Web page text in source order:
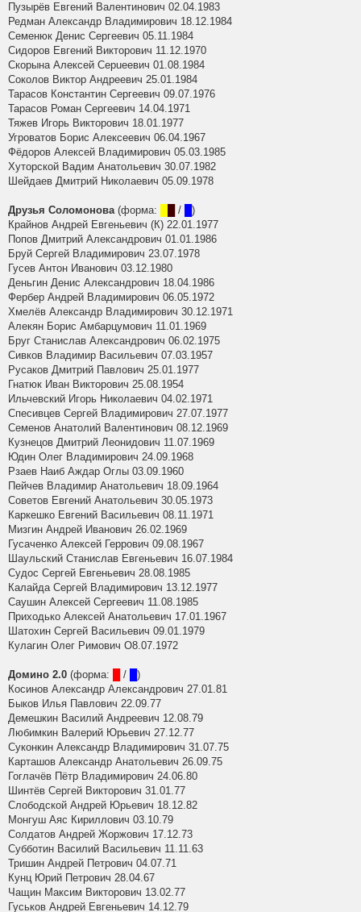
Пузырёв Евгений Валентинович 02.04.1983
Редман Александр Владимирович 18.12.1984
Семенюк Денис Сергеевич 05.11.1984
Сидоров Евгений Викторович 11.12.1970
Скорына Алексей Серuеевич 01.08.1984
Соколов Виктор Андреевич 25.01.1984
Тарасов Константин Сергеевич 09.07.1976
Тарасов Роман Сергеевич 14.04.1971
Тяжев Игорь Викторович 18.01.1977
Угроватов Борис Алексеевич 06.04.1967
Фёдоров Алексей Владимирович 05.03.1985
Хуторской Вадим Анатольевич 30.07.1982
Шейдаев Дмитрий Николаевич 05.09.1978
Друзья Соломонова(форма: /
)
Крайнов Андрей Евгеньевич (К) 22.01.1977
Попов Дмитрий Александрович 01.01.1986
Бруй Сергей Владимирович 23.07.1978
Гусев Антон Иванович 03.12.1980
Деньгин Денис Александрович 18.04.1986
Фербер Андрей Владимирович 06.05.1972
Хмелёв Александр Владимирович 30.12.1971
Алекян Борис Амбарцумович 11.01.1969
Бруг Станислав Александрович 06.02.1975
Сивков Владимир Васильевич 07.03.1957
Русаков Дмитрий Павлович 25.01.1977
Гнатюк Иван Викторович 25.08.1954
Ильчевский Игорь Николаевич 04.02.1971
Спесивцев Сергей Владимирович 27.07.1977
Семенов Анатолий Валентинович 08.12.1969
Кузнецов Дмитрий Леонидович 11.07.1969
Юдин Олег Владимирович 24.09.1968
Рзаев Наиб Аждар Оглы 03.09.1960
Пейчев Владимир Анатольевич 18.09.1964
Советов Евгений Анатольевич 30.05.1973
Каркешко Евгений Васильевич 08.11.1971
Мизгин Андрей Иванович 26.02.1969
Гусаченко Алексей Геррович 09.08.1967
Шаульский Станислав Евгеньевич 16.07.1984
Судос Сергей Евгеньевич 28.08.1985
Калайда Сергей Владимирович 13.12.1977
Саушин Алексей Сергеевич 11.08.1985
Приходько Алексей Анатольевич 17.01.1967
Шатохин Сергей Васильевич 09.01.1979
Кулагин Олег Римович О8.07.1972
Домино 2.0 (форма: /
)
Косинов Александр Александрович 27.01.81
Быков Илья Павлович 22.09.77
Демешкин Василий Андреевич 12.08.79
Любимкин Валерий Юрьевич 27.12.77
Суконкин Александр Владимирович 31.07.75
Карташов Александр Анатольевич 26.09.75
Гоглачёв Пётр Владимирович 24.06.80
Шинтёв Сергей Викторович 31.01.77
Слободской Андрей Юрьевич 18.12.82
Монгуш Аяс Кириллович 03.10.79
Солдатов Андрей Жоржович 17.12.73
Субботин Василий Васильевич 11.11.63
Тришин Андрей Петрович 04.07.71
Кунц Юрий Петрович 28.04.67
Чащин Максим Викторович 13.02.77
Гуськов Андрей Евгеньевич 14.12.79